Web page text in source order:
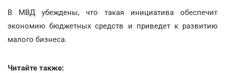
В МВД убеждены, что такая инициатива обеспечит
экономию бюджетных средств и приведет к развитию
малого бизнеса.
Читайте также: